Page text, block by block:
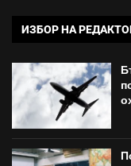
ИЗБОР НА